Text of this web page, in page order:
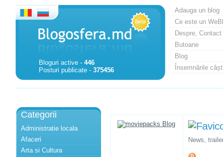
Bloguri active - 446
Posturi publicate - 375456
Adauga un blog
Ce este un
Despre, Contact
Butoane
Blog
Însemnările
Categorii
Administratie locala
Afaceri
Arta si Cultura
News,